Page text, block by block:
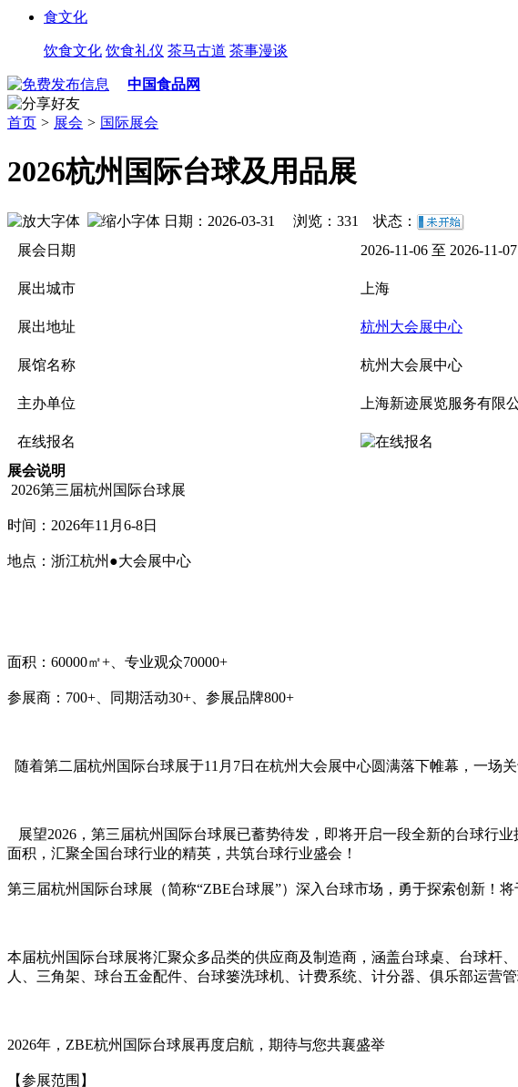
食文化
饮食文化 饮食礼仪 茶马古道 茶事漫谈
中国食品网
首页 > 展会 > 国际展会
2026杭州国际台球及用品展
日期：2026-03-31 浏览： 331
状态：
展会日期
2026-11-06 至 2026-11-07
展出城市 上海
展出地址 杭州大会展中心
展馆名称 杭州大会展中心
主办单位 上海新迹展览服务有限
在线报名
展会说明
2026第三届杭州国际台球展
时间：2026年11月6-8日
地点：浙江杭州●大会展中心
面积：60000㎡+、专业观众70000+
参展商：700+、同期活动30+、参展品牌800+
随着第二届杭州国际台球展于11月7日在杭州大会展中心圆满落下帷幕，一场
展望2026，第三届杭州国际台球展已蓄势待发，即将开启一段全新的台球行
面积，汇聚全国台球行业的精英，共筑台球行业盛会！
第三届杭州国际台球展（简称“ZBE台球展”）深入台球市场，勇于探索创新！将
本届杭州国际台球展将汇聚众多品类的供应商及制造商，涵盖台球桌、台球杆
人、三角架、球台五金配件、台球篓洗球机、计费系统、计分器、俱乐部运营
2026年，ZBE杭州国际台球展再度启航，期待与您共襄盛举
【参展范围】